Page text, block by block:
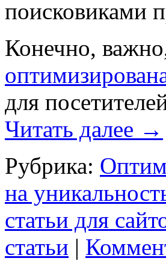
поисковиками
Конечно,
для
Читать далее →
Рубрика:
на
статьи для
статьи |